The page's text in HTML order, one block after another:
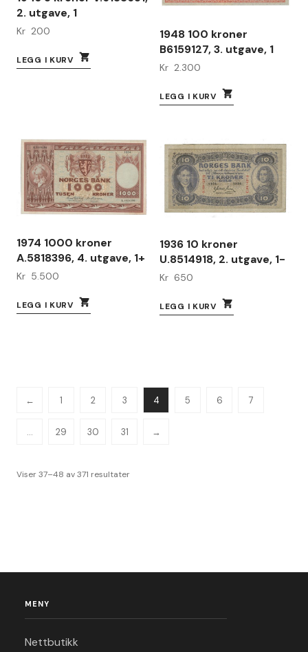
2. utgave, 1
Kr 200
LEGG I KURV
1948 100 kroner
B6159127, 3. utgave, 1
Kr 2.300
LEGG I KURV
1974 1000 kroner
A.5818396, 4. utgave, 1+
Kr 5.500
LEGG I KURV
1936 10 kroner
U.8514918, 2. utgave, 1-
Kr 650
LEGG I KURV
← 1 2 3 4 5 6 7
… 29 30 31 →
Viser 37–48 av 371 resultater
MENY
Nettbutikk